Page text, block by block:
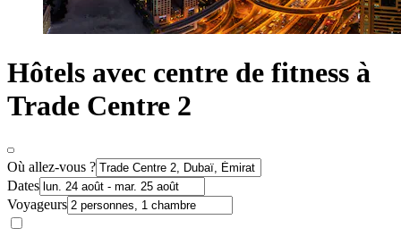
Hôtels avec centre de fitness à
Trade Centre 2
Où allez-vous ?
Dates
Voyageurs